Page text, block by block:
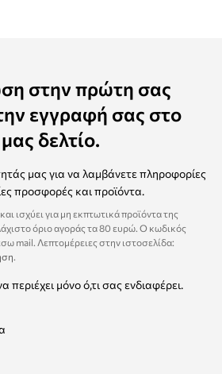
στην πρώτη σας
εγγραφή σας στο
δελτίο.
μας για να λαμβάνετε πληροφορίες
προσφορές και προϊόντα.
ισχύει για μη εκπτωτικά προϊόντα της
όριο αγοράς τα 80 ευρώ. Ο κωδικός
mail. Λεπτομέρειες στην ιστοσελίδα:
.
μόνο ό,τι σας ενδιαφέρει.